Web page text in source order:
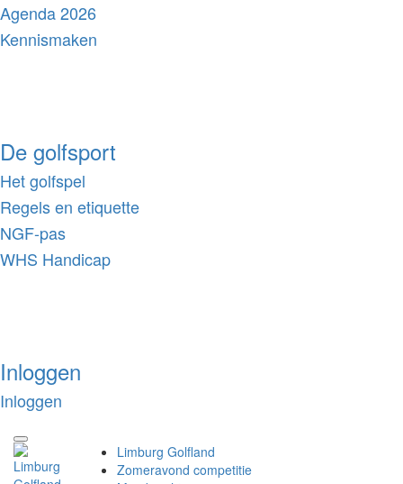
Agenda 2026
Kennismaken
De golfsport
Het golfspel
Regels en etiquette
NGF-pas
WHS Handicap
Inloggen
Inloggen
Toggle
navigation
Limburg Golfland
Zomeravond competitie